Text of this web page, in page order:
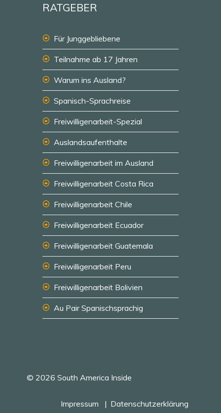
RATGEBER
Für Junggebliebene
Teilnahme ab 17 Jahren
Warum ins Ausland?
Spanisch-Sprachreise
Freiwilligenarbeit-Spezial
Auslandsaufenthalte
Freiwilligenarbeit im Ausland
Freiwilligenarbeit Costa Rica
Freiwilligenarbeit Chile
Freiwilligenarbeit Ecuador
Freiwilligenarbeit Guatemala
Freiwilligenarbeit Peru
Freiwilligenarbeit Bolivien
Au Pair Spanischsprachig
© 2026 South America Inside
Impressum Datenschutzerklärung